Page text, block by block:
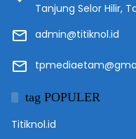
Tanjung Selor Hilir,
admin@titiknol.id
tag POPULER
Titiknol.id